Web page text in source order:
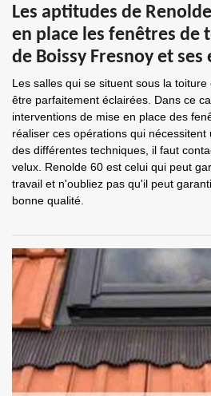
Les aptitudes de
en place les fenêtres de
de Boissy Fresnoy et ses
Les salles qui se situent sous la
être parfaitement éclairées. Dans ce
interventions de mise en place des
réaliser ces opérations qui
des différentes techniques, il faut
velux. Renolde 60 est celui qui peut
travail et n'oubliez pas qu'il peut
bonne qualité.